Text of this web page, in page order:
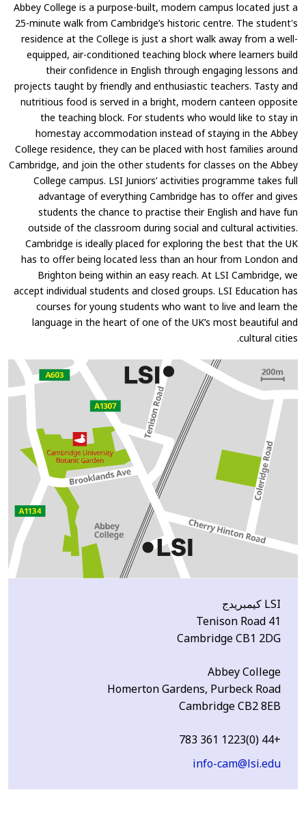
Abbey College is a purpose-built, modern campus located just a
25-minute walk from Cambridge’s historic centre. The student's
residence at the College is just a short walk away from a well-
equipped, air-conditioned teaching block where learners build
their confidence in English through engaging lessons and
projects taught by friendly and enthusiastic teachers. Tasty and
nutritious food is served in a bright, modern canteen opposite
the teaching block. For students who would like to stay in
homestay accommodation instead of staying in the Abbey
College residence, they can be placed with host families around
Cambridge, and join the other students for classes on the Abbey
College campus. LSI Juniors’ activities programme takes full
advantage of everything Cambridge has to offer and gives
students the chance to practise their English and have fun
outside of the classroom during social and cultural activities.
Cambridge is ideally placed for exploring the best that the UK
has to offer being located less than an hour from London and
Brighton being within an easy reach. At LSI Cambridge, we
accept individual students and closed groups. LSI Education has
courses for young students who want to live and learn the
language in the heart of one of the UK’s most beautiful and
cultural cities.
LSI كيمبريدج
41 Tenison Road
Cambridge CB1 2DG
Abbey College
Homerton Gardens, Purbeck Road
Cambridge CB2 8EB
+44 (0)1223 361 783
info-cam@lsi.edu